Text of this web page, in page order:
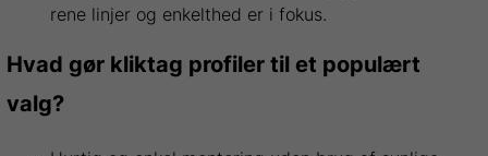
rene linjer og enkelthed er i fokus.
Hvad gør kliktag profiler til et populært
valg?